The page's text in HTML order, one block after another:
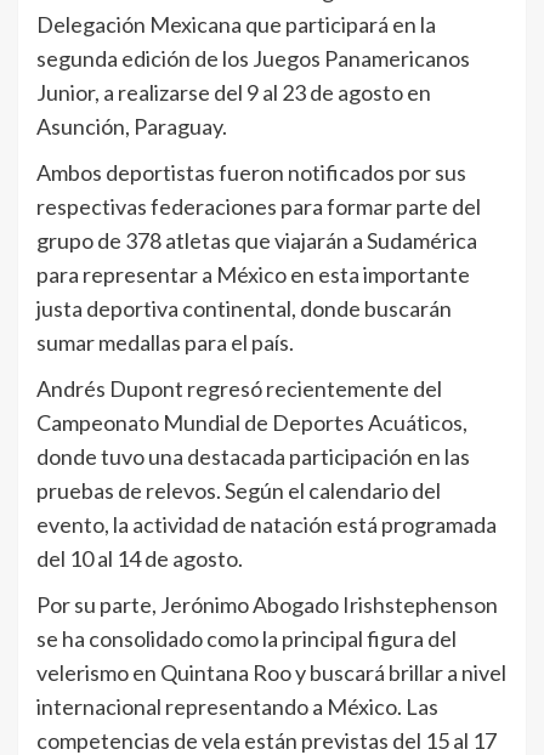
Delegación Mexicana que participará en la
segunda edición de los Juegos Panamericanos
Junior, a realizarse del 9 al 23 de agosto en
Asunción, Paraguay.
Ambos deportistas fueron notificados por sus
respectivas federaciones para formar parte del
grupo de 378 atletas que viajarán a Sudamérica
para representar a México en esta importante
justa deportiva continental, donde buscarán
sumar medallas para el país.
Andrés Dupont regresó recientemente del
Campeonato Mundial de Deportes Acuáticos,
donde tuvo una destacada participación en las
pruebas de relevos. Según el calendario del
evento, la actividad de natación está programada
del 10 al 14 de agosto.
Por su parte, Jerónimo Abogado Irishstephenson
se ha consolidado como la principal figura del
velerismo en Quintana Roo y buscará brillar a nivel
internacional representando a México. Las
competencias de vela están previstas del 15 al 17